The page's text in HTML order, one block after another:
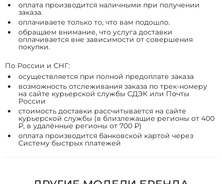
оплата производится наличными при получении
заказа.
оплачиваете только то, что вам подошло.
обращаем внимание, что услуга доставки
оплачивается вне зависимости от совершения
покупки.
По России и СНГ:
осуществляется при полной предоплате заказа
возможность отслеживания заказа по трек-номеру
на сайте курьерской службы СДЭК или Почты
России
стоимость доставки рассчитывается на сайте
курьерской службы (в близлежащие регионы от 400
₽, в удалённые регионы от 700 ₽)
оплата производится банковской картой через
Систему быстрых платежей